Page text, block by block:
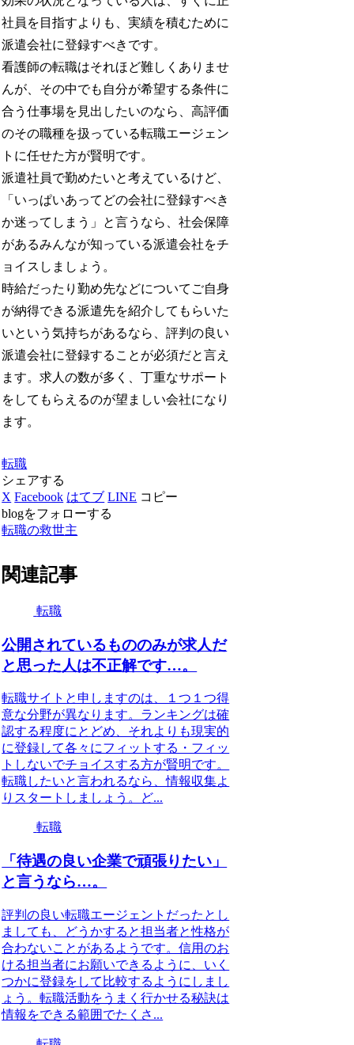
社員を目指すよりも、実績を積むために
派遣会社に登録すべきです。
看護師の転職はそれほど難しくありませ
んが、その中でも自分が希望する条件に
合う仕事場を見出したいのなら、高評価
のその職種を扱っている転職エージェン
トに任せた方が賢明です。
派遣社員で勤めたいと考えているけど、
「いっぱいあってどの会社に登録すべき
か迷ってしまう」と言うなら、社会保障
があるみんなが知っている派遣会社をチ
ョイスしましょう。
時給だったり勤め先などについてご自身
が納得できる派遣先を紹介してもらいた
いという気持ちがあるなら、評判の良い
派遣会社に登録することが必須だと言え
ます。求人の数が多く、丁重なサポート
をしてもらえるのが望ましい会社になり
ます。
転職
シェアする
X Facebook はてブ LINE コピー
blogをフォローする
転職の救世主
関連記事
転職
公開されているもののみが求人だ
と思った人は不正解です…。
転職サイトと申しますのは、１つ１つ得
意な分野が異なります。ランキングは確
認する程度にとどめ、それよりも現実的
に登録して各々にフィットする・フィッ
トしないでチョイスする方が賢明です。
転職したいと言われるなら、情報収集よ
りスタートしましょう。ど...
転職
「待遇の良い企業で頑張りたい」
と言うなら…。
評判の良い転職エージェントだったとし
ましても、どうかすると担当者と性格が
合わないことがあるようです。信用のお
ける担当者にお願いできるように、いく
つかに登録をして比較するようにしまし
ょう。転職活動をうまく行かせる秘訣は
情報をできる範囲でたくさ...